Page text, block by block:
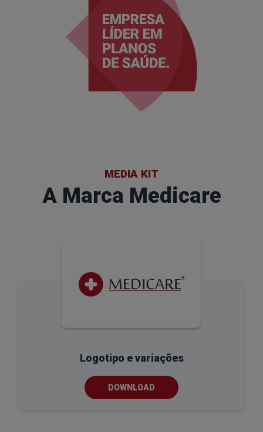
MEDIA KIT
A Marca Medicare
Logotipo e variações
DOWNLOAD